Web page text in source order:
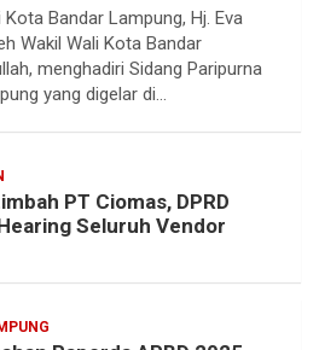
a
s
Bandar Lampung, Hj. Eva
Wakil Wali Kota Bandar
menghadiri Sidang Paripurna
yang digelar di…
PT Ciomas, DPRD
Seluruh Vendor